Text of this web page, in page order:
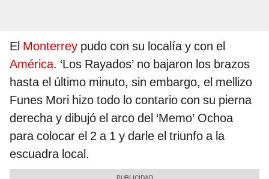
El Monterrey pudo con su localía y con el
América. ‘Los Rayados’ no bajaron los brazos
hasta el último minuto, sin embargo, el mellizo
Funes Mori hizo todo lo contario con su pierna
derecha y dibujó el arco del ‘Memo’ Ochoa
para colocar el 2 a 1 y darle el triunfo a la
escuadra local.